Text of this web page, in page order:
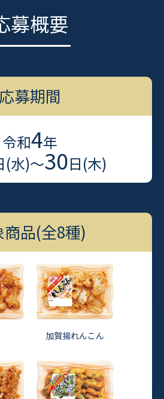
募概要
応募期間
令和4年
(水)〜30日(木)
商品(全8種)
加賀揚れんこん